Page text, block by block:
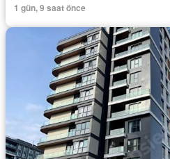
1 gün, 9 saat önce